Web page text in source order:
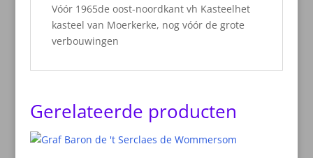
Vóór 1965de oost-noordkant vh Kasteelhet
kasteel van Moerkerke, nog vóór de grote
verbouwingen
Gerelateerde producten